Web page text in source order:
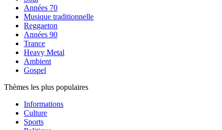
Années 70
Musique traditionnelle
Reggaeton
Années 90
Trance
Heavy Metal
Ambient
Gospel
Thèmes les plus populaires
Informations
Culture
Sports